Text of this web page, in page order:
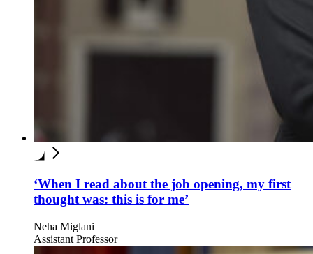
‘When I read about the job opening, my first
thought was: this is for me’
Neha Miglani
Assistant Professor